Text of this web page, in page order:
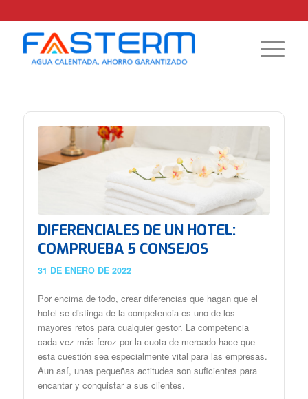
DIFERENCIALES DE UN HOTEL:
COMPRUEBA 5 CONSEJOS
31 DE ENERO DE 2022
Por encima de todo, crear diferencias que hagan que el
hotel se distinga de la competencia es uno de los
mayores retos para cualquier gestor. La competencia
cada vez más feroz por la cuota de mercado hace que
esta cuestión sea especialmente vital para las empresas.
Aun así, unas pequeñas actitudes son suficientes para
encantar y conquistar a sus clientes.